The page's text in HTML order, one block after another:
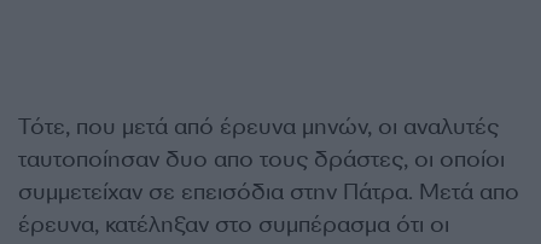
Τότε, που μετά από έρευνα μηνών, οι αναλυτές
ταυτοποίησαν δυο απο τους δράστες, οι οποίοι
συμμετείχαν σε επεισόδια στην Πάτρα. Μετά απο
έρευνα, κατέληξαν στο συμπέρασμα ότι οι